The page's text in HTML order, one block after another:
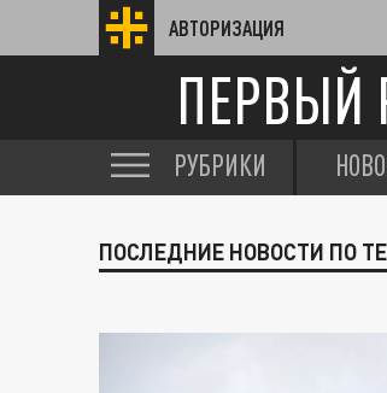
АВТОРИЗАЦИЯ
ПЕРВЫЙ
РУБРИКИ
ПОСЛЕДНИЕ НОВОСТИ ПО